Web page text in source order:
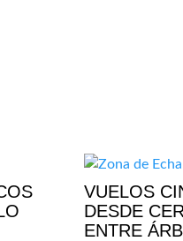
VUELOS
DESDE
ENTRE